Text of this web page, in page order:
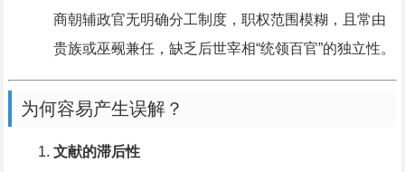
商朝辅政官无明确分工制度，职权范围模糊，且常由
贵族或巫觋兼任，缺乏后世宰相“统领百官”的独立性。
为何容易产生误解？
文献的滞后性